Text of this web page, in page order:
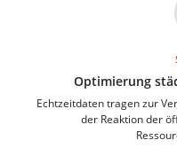
Optimierung
Echtzeitdaten tragen zur
der Reaktion der